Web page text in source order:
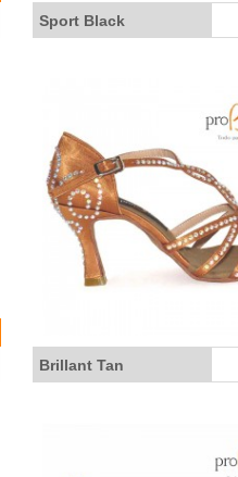
Sport Black
Brillant Tan